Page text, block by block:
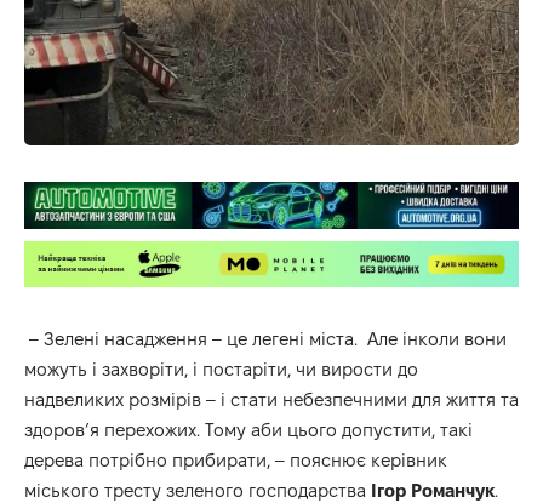
– Зелені насадження – це легені міста. Але інколи вони
можуть і захворіти, і постаріти, чи вирости до
надвеликих розмірів – і стати небезпечними для життя та
здоров’я перехожих. Тому аби цього допустити, такі
дерева потрібно прибирати, – пояснює керівник
міського тресту зеленого господарства Ігор Романчук.